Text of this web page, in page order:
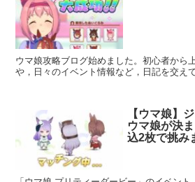
ウマ娘攻略ブログ始めました。初心者から
や，日々のイベント情報など，日記を交え
【ウマ娘】
ウマ娘が決
込2枚で挑み